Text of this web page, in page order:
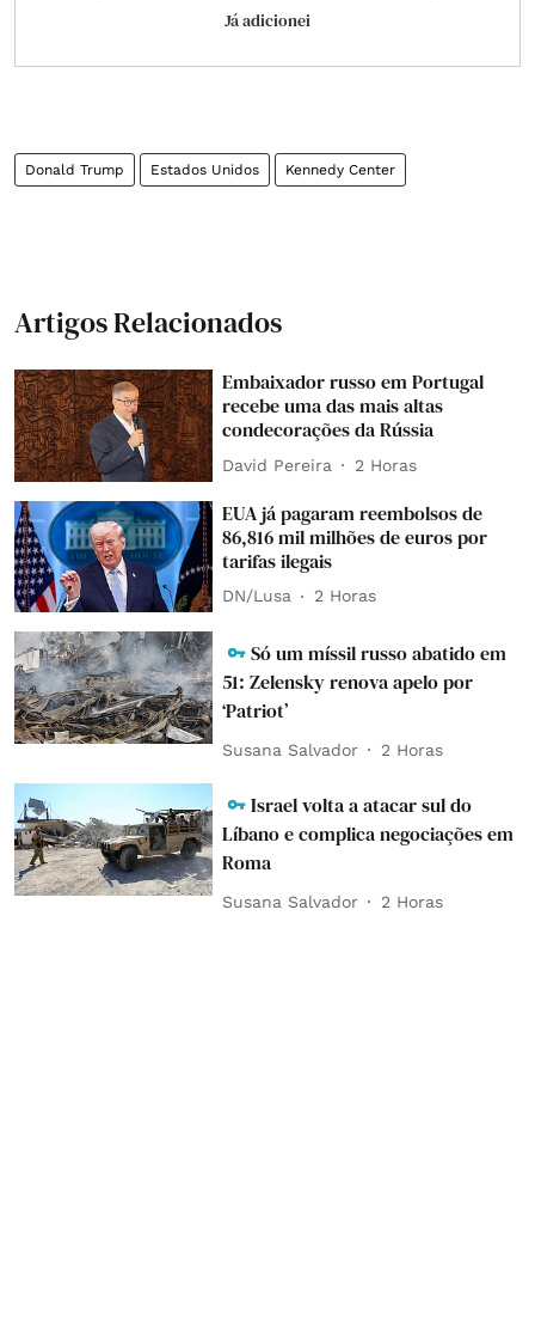
Já adicionei
Donald Trump Estados Unidos Kennedy Center
Artigos Relacionados
Embaixador russo em Portugal
recebe uma das mais altas
condecorações da Rússia
David Pereira 2 Horas
EUA já pagaram reembolsos de
86,816 mil milhões de euros por
tarifas ilegais
DN/Lusa 2 Horas
Só um míssil russo abatido em
51: Zelensky renova apelo por
‘Patriot’
Susana Salvador 2 Horas
Israel volta a atacar sul do
Líbano e complica negociações em
Roma
Susana Salvador 2 Horas